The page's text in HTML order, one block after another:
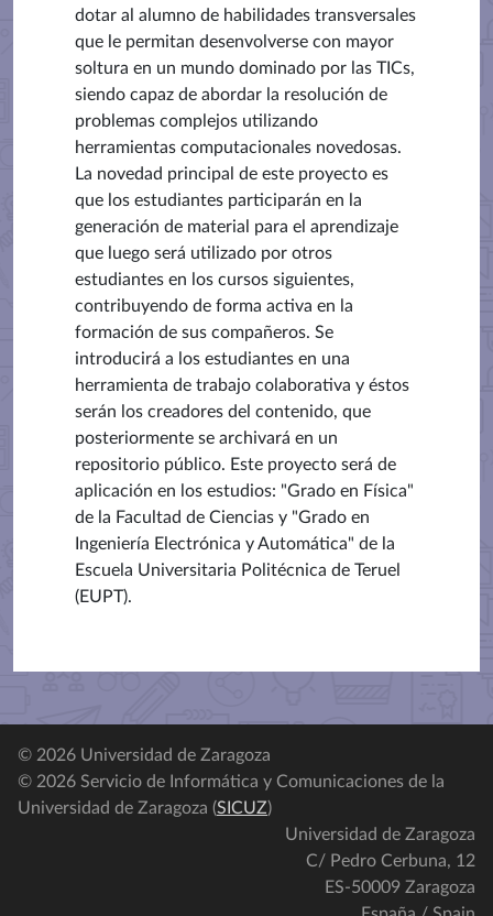
dotar al alumno de habilidades transversales
que le permitan desenvolverse con mayor
soltura en un mundo dominado por las TICs,
siendo capaz de abordar la resolución de
problemas complejos utilizando
herramientas computacionales novedosas.
La novedad principal de este proyecto es
que los estudiantes participarán en la
generación de material para el aprendizaje
que luego será utilizado por otros
estudiantes en los cursos siguientes,
contribuyendo de forma activa en la
formación de sus compañeros. Se
introducirá a los estudiantes en una
herramienta de trabajo colaborativa y éstos
serán los creadores del contenido, que
posteriormente se archivará en un
repositorio público. Este proyecto será de
aplicación en los estudios: "Grado en Física"
de la Facultad de Ciencias y "Grado en
Ingeniería Electrónica y Automática" de la
Escuela Universitaria Politécnica de Teruel
(EUPT).
© 2026 Universidad de Zaragoza
© 2026 Servicio de Informática y Comunicaciones de la
Universidad de Zaragoza (SICUZ)
Universidad de Zaragoza
C/ Pedro Cerbuna, 12
ES-50009 Zaragoza